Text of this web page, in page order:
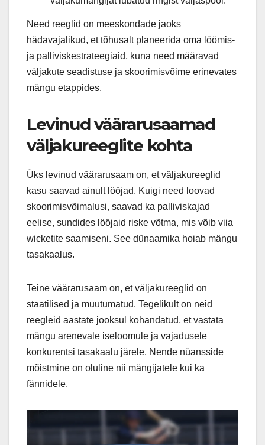
Need reeglid on meeskondade jaoks
hädavajalikud, et tõhusalt planeerida oma löömis-
ja palliviskestrateegiaid, kuna need määravad
väljakute seadistuse ja skoorimisvõime erinevates
mängu etappides.
Levinud väärarusaamad
väljakureeglite kohta
Üks levinud väärarusaam on, et väljakureeglid
kasu saavad ainult lööjad. Kuigi need loovad
skoorimisvõimalusi, saavad ka palliviskajad
eelise, sundides lööjaid riske võtma, mis võib viia
wicketite saamiseni. See dünaamika hoiab mängu
tasakaalus.
Teine väärarusaam on, et väljakureeglid on
staatilised ja muutumatud. Tegelikult on neid
reegleid aastate jooksul kohandatud, et vastata
mängu arenevale iseloomule ja vajadusele
konkurentsi tasakaalu järele. Nende nüansside
mõistmine on oluline nii mängijatele kui ka
fännidele.